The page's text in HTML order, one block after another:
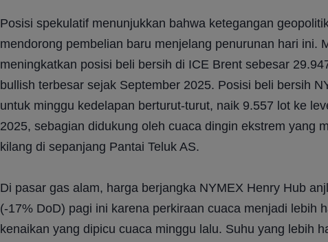
Posisi spekulatif menunjukkan bahwa ketegangan
mendorong pembelian baru menjelang penurunan hari ini.
meningkatkan posisi beli bersih di ICE Brent sebesar
bullish terbesar sejak September 2025. Posisi beli bersih
untuk minggu kedelapan berturut-turut, naik 9.557 lot ke
2025, sebagian didukung oleh cuaca dingin ekstrem yang
kilang di sepanjang Pantai Teluk AS.
Di pasar gas alam, harga berjangka NYMEX Henry Hub
(-17% DoD) pagi ini karena perkiraan cuaca menjadi lebih
kenaikan yang dipicu cuaca minggu lalu. Suhu yang lebih